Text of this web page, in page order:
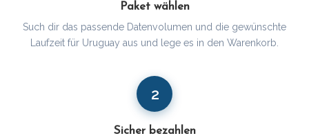
Paket wählen
Such dir das passende Datenvolumen und die gewünschte
Laufzeit für Uruguay aus und lege es in den Warenkorb.
2
Sicher bezahlen